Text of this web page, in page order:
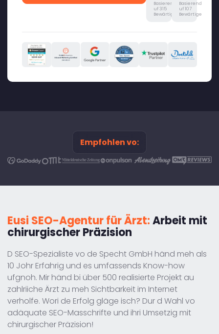
Basierend
uf 315
Bewärtige
Basierend
uf 107
Bewärtige
Empfohlen vo:
Eusi SEO-Agentur für Ärzt:Arbeit mit
chirurgischer Präzision
D SEO-Spezialiste vo de Specht GmbH händ meh als
10 Johr Erfahrig und es umfassends Know-how
ufgnoh. Mir händ bi über 500 realisierte Projekt au
zahlriiche Ärzt zu meh Sichtbarkeit im Internet
verholfe. Wori de Erfolg gläge isch? Dur d Wahl vo
adäquate SEO-Masschrifte und ihri Umsetzig mit
chirurgischer Präzision!